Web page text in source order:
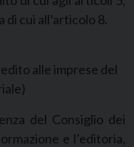
di cui all’articolo 8.
alle imprese del
del Consiglio dei
e l’editoria,